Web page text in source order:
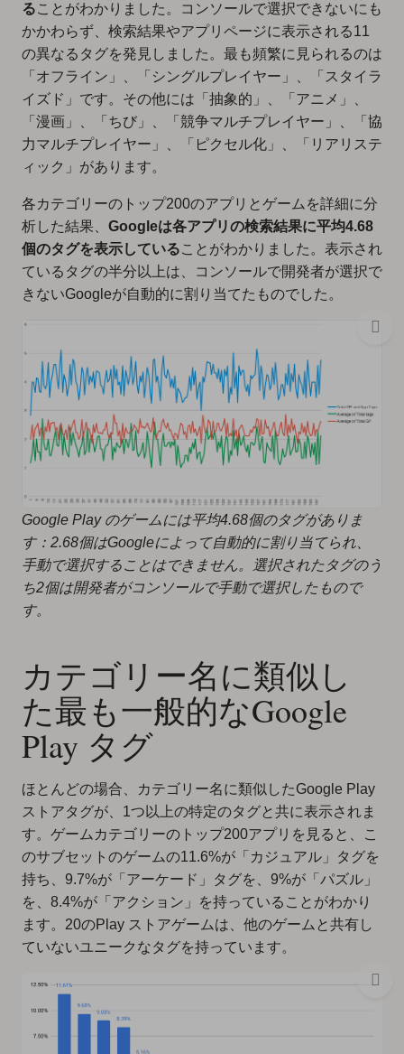
ることがわかりました。コンソールで選択できないにも
かかわらず、検索結果やアプリページに表示される11
の異なるタグを発見しました。最も頻繁に見られるのは
「オフライン」、「シングルプレイヤー」、「スタイラ
イズド」です。その他には「抽象的」、「アニメ」、
「漫画」、「ちび」、「競争マルチプレイヤー」、「協
力マルチプレイヤー」、「ピクセル化」、「リアリステ
ィック」があります。
各カテゴリーのトップ200のアプリとゲームを詳細に分
析した結果、 Googleは各アプリの検索結果に平均4.68
個のタグを表示していることがわかりました。表示され
ているタグの半分以上は、コンソールで開発者が選択で
きないGoogleが自動的に割り当てたものでした。
Google Play のゲームには平均4.68個のタグがありま
す：2.68個はGoogleによって自動的に割り当てられ、
手動で選択することはできません。選択されたタグのう
ち2個は開発者がコンソールで手動で選択したもので
す。
カテゴリー名に類似し
た最も一般的なGoogle
Play タグ
ほとんどの場合、カテゴリー名に類似したGoogle Play
ストアタグが、1つ以上の特定のタグと共に表示されま
す。ゲームカテゴリーのトップ200アプリを見ると、こ
のサブセットのゲームの11.6%が「カジュアル」タグを
持ち、9.7%が「アーケード」タグを、9%が「パズル」
を、8.4%が「アクション」を持っていることがわかり
ます。20のPlay ストアゲームは、他のゲームと共有し
ていないユニークなタグを持っています。